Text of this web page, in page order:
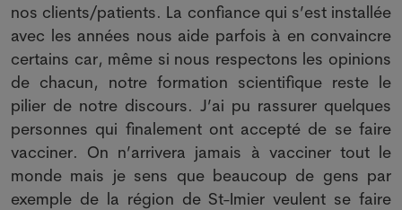
nos clients/patients. La confiance qui s’est installée
avec les années nous aide parfois à en convaincre
certains car, même si nous respectons les opinions
de chacun, notre formation scientifique reste le
pilier de notre discours. J’ai pu rassurer quelques
personnes qui finalement ont accepté de se faire
vacciner. On n’arrivera jamais à vacciner tout le
monde mais je sens que beaucoup de gens par
exemple de la région de St-Imier veulent se faire